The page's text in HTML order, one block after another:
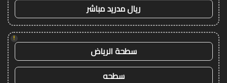
ريال مدريد مباشر
!
سطحة الرياض
سطحه